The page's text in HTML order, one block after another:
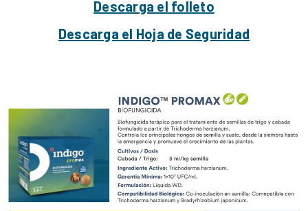
Descarga el folleto
Descarga el Hoja de Seguridad